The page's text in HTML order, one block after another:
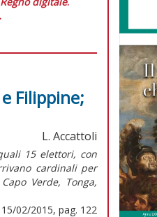
Filippine;
L. Accattoli
15 elettori, con
cardinali per
Verde, Tonga,
02/2015, pag. 122